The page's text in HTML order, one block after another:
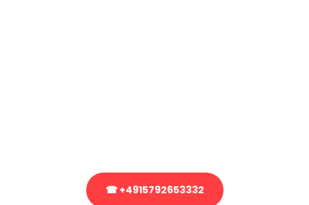
☎ +4915792653332